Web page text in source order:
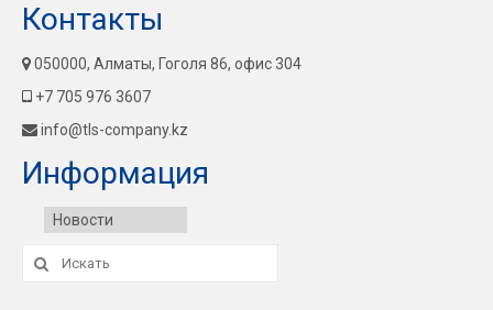
Контакты
050000, Алматы, Гоголя 86, офис 304
+7 705 976 3607
info@tls-company.kz
Информация
Новости
Искать: